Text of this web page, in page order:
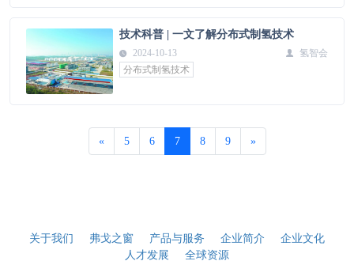
技术科普 | 一文了解分布式制氢技术
2024-10-13
氢智会
分布式制氢技术
« 5 6 7 8 9 »
关于我们 弗戈之窗 产品与服务 企业简介
企业文化
人才发展
全球资源